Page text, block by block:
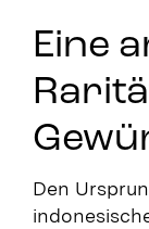
Eine
Den